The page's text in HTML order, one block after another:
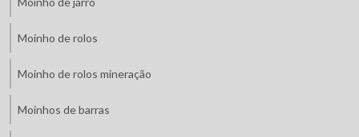
Moinho de rolos
Moinho de rolos mineração
Moinhos de barras